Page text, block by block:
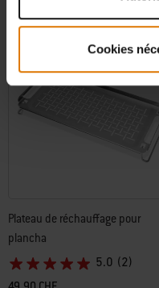
Cookies
Plateau de réchauffage pour
plancha
5.0 (2)